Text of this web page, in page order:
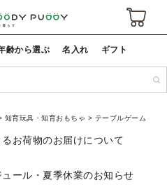
齢から選ぶ 名入れ ギフト
知育玩具・知育おもちゃ テーブルゲーム
お荷物のお届けについて
ール・夏季休業のお知らせ